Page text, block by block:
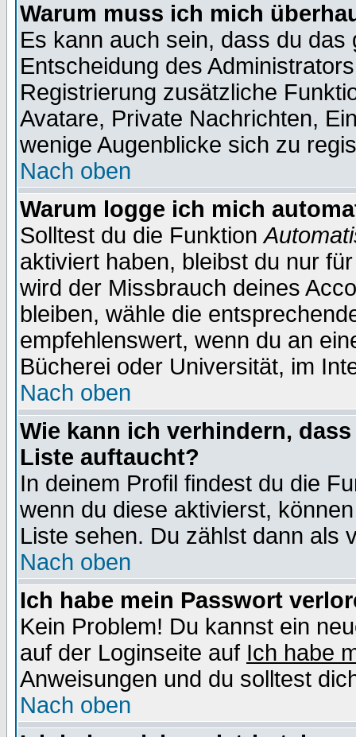
Warum muss ich mich
Es kann auch sein, dass du
Entscheidung des
Registrierung zusätzliche
Avatare, Private Nachrichten,
wenige Augenblicke sich zu
Nach oben
Warum logge ich mich
Solltest du die Funktion
aktiviert haben, bleibst du nur
wird der Missbrauch deines
bleiben, wähle die
empfehlenswert, wenn du an
Bücherei oder Universität, im
Nach oben
Wie kann ich verhindern,
Liste auftaucht?
In deinem Profil findest du die
wenn du diese aktivierst,
Liste sehen. Du zählst dann als
Nach oben
Ich habe mein Passwort
Kein Problem! Du kannst ein
auf der Loginseite auf Ich habe
Anweisungen und du solltest
Nach oben